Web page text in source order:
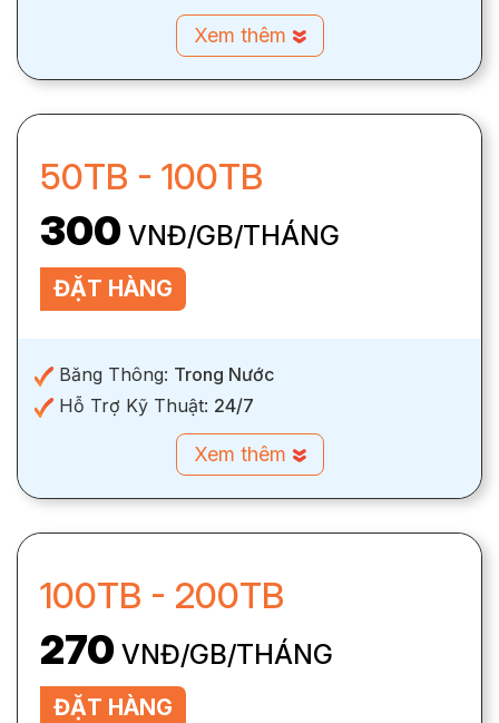
Xem thêm
50TB - 100TB
300 VNĐ/GB/THÁNG
ĐẶT HÀNG
Băng Thông: Trong Nước
Hỗ Trợ Kỹ Thuật: 24/7
Xem thêm
100TB - 200TB
270 VNĐ/GB/THÁNG
ĐẶT HÀNG